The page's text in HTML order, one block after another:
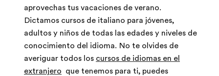
aprovechas tus vacaciones de verano.
Dictamos cursos de italiano para jóvenes,
adultos y niños de todas las edades y niveles de
conocimiento del idioma. No te olvides de
averiguar todos los cursos de idiomas en el
extranjero que tenemos para ti, puedes